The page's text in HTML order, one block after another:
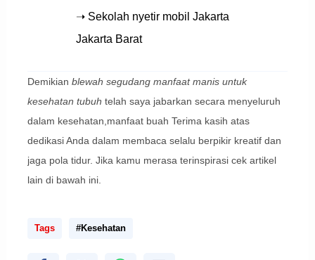
➝ Sekolah nyetir mobil Jakarta
Jakarta Barat
Demikian blewah segudang manfaat manis untuk
kesehatan tubuh telah saya jabarkan secara menyeluruh
dalam kesehatan,manfaat buah Terima kasih atas
dedikasi Anda dalam membaca selalu berpikir kreatif dan
jaga pola tidur. Jika kamu merasa terinspirasi cek artikel
lain di bawah ini.
Tags #Kesehatan